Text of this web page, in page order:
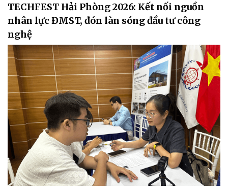
TECHFEST Hải Phòng 2026: Kết nối nguồn
nhân lực ĐMST, đón làn sóng đầu tư công
nghệ